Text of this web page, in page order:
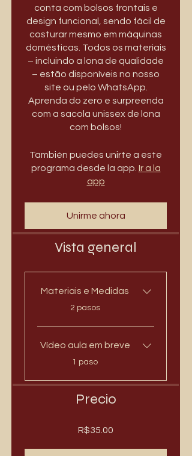
conta com bolsos frontais e
design funcional, sendo fácil de
costurar mesmo em máquinas
domésticas. Todos os materiais
– incluindo a lona de qualidade
– estão disponíveis no nosso
site ou pelo WhatsApp.
Aprenda do zero e surpreenda
com a sacola unissex de lona
com bolsos!
También puedes unirte a este
programa desde la app. Ir a la
app
Unirme ahora
Vista general
Materiais e Medidas
.
2 pasos
Vídeo aula em breve
.
1 paso
Precio
R$35.00